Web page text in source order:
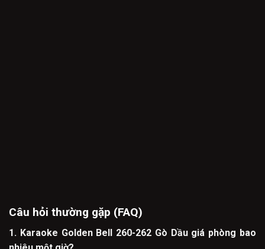
Câu hỏi thường gặp (FAQ)
1. Karaoke Golden Bell 260-262 Gò Dầu giá phòng bao